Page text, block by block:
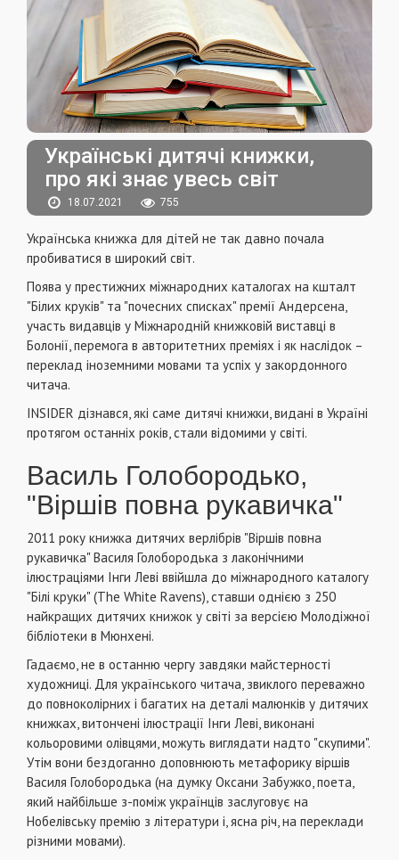
Українські дитячі книжки,
про які знає увесь світ
18.07.2021 755
Українська книжка для дітей не так давно почала
пробиватися в широкий світ.
Поява у престижних міжнародних каталогах на кшталт
"Білих круків" та "почесних списках" премії Андерсена,
участь видавців у Міжнародній книжковій виставці в
Болонії, перемога в авторитетних преміях і як наслідок –
переклад іноземними мовами та успіх у закордонного
читача.
INSIDER дізнався, які саме дитячі книжки, видані в Україні
протягом останніх років, стали відомими у світі.
Василь Голобородько,
"Віршів повна рукавичка"
2011 року книжка дитячих верлібрів "Віршів повна
рукавичка" Василя Голобородька з лаконічними
ілюстраціями Інги Леві ввійшла до міжнародного каталогу
"Білі круки" (The White Ravens), ставши однією з 250
найкращих дитячих книжок у світі за версією Молодіжної
бібліотеки в Мюнхені.
Гадаємо, не в останню чергу завдяки майстерності
художниці. Для українського читача, звиклого переважно
до повноколірних і багатих на деталі малюнків у дитячих
книжках, витончені ілюстрації Інги Леві, виконані
кольоровими олівцями, можуть виглядати надто "скупими".
Утім вони бездоганно доповнюють метафорику віршів
Василя Голобородька (на думку Оксани Забужко, поета,
який найбільше з-поміж українців заслуговує на
Нобелівську премію з літератури і, ясна річ, на переклади
різними мовами).